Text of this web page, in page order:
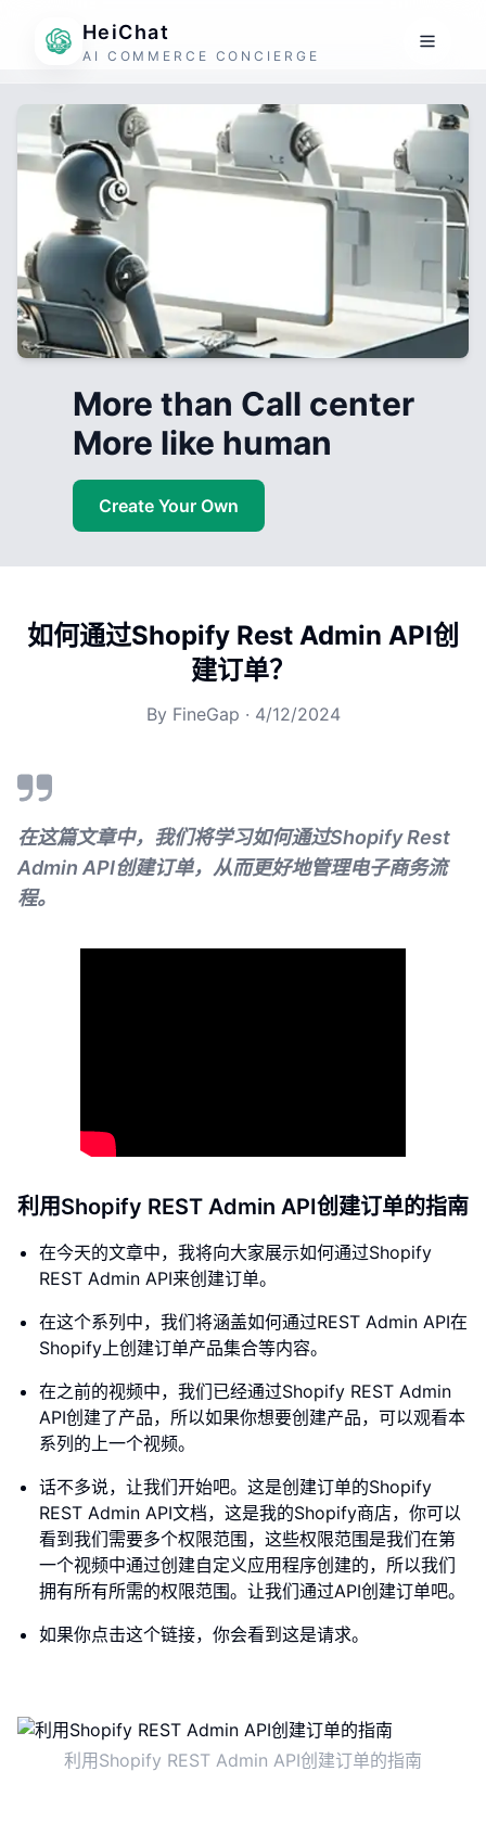
HeiChat
AI COMMERCE CONCIERGE
More than Call center
More like human
Create Your Own
如何通过Shopify Rest Admin API创
建订单？
By FineGap · 4/12/2024
在这篇文章中，我们将学习如何通过Shopify Rest
Admin API创建订单，从而更好地管理电子商务流
程。
利用Shopify REST Admin API创建订单的指南
在今天的文章中，我将向大家展示如何通过Shopify
REST Admin API来创建订单。
在这个系列中，我们将涵盖如何通过REST Admin API在
Shopify上创建订单产品集合等内容。
在之前的视频中，我们已经通过Shopify REST Admin
API创建了产品，所以如果你想要创建产品，可以观看本
系列的上一个视频。
话不多说，让我们开始吧。这是创建订单的Shopify
REST Admin API文档，这是我的Shopify商店，你可以
看到我们需要多个权限范围，这些权限范围是我们在第
一个视频中通过创建自定义应用程序创建的，所以我们
拥有所有所需的权限范围。让我们通过API创建订单吧。
如果你点击这个链接，你会看到这是请求。
利用Shopify REST Admin API创建订单的指南